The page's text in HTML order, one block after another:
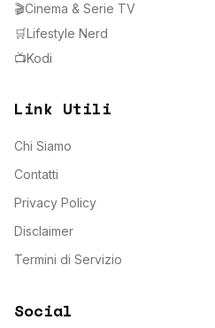
🎬Cinema & Serie TV
🛒Lifestyle Nerd
📺Kodi
Link Utili
Chi Siamo
Contatti
Privacy Policy
Disclaimer
Termini di Servizio
Social